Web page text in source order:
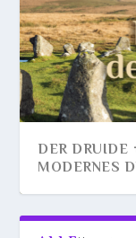
DER DRUIDE
MODERNES